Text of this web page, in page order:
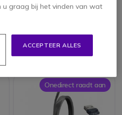
229,00 €
Onedirect raadt aan
u graag bij het vinden van wat
ACCEPTEER ALLES